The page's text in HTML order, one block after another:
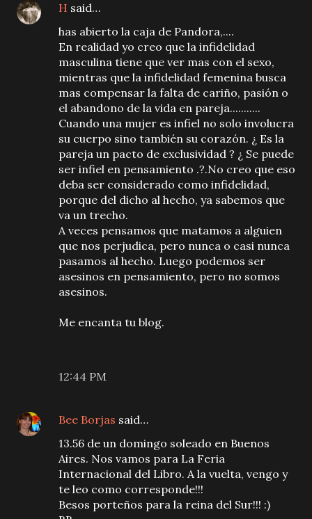
H said…
has abierto la caja de Pandora,....
En realidad yo creo que la infidelidad
masculina tiene que ver mas con el sexo,
mientras que la infidelidad femenina busca
mas compensar la falta de cariño, pasión o
el abandono de la vida en pareja...........
Cuando una mujer es infiel no solo involucra
su cuerpo sino también su corazón. ¿ Es la
pareja un pacto de exclusividad ? ¿ Se puede
ser infiel en pensamiento .?.No creo que eso
deba ser considerado como infidelidad,
porque del dicho al hecho, ya sabemos que
va un trecho.
A veces pensamos que matamos a alguien
que nos perjudica, pero nunca o casi nunca
pasamos al hecho. Luego podemos ser
asesinos en pensamiento, pero no somos
asesinos.
Me encanta tu blog.
12:44 PM
Bee Borjas said…
13.56 de un domingo soleado en Buenos
Aires. Nos vamos para La Feria
Internacional del Libro. A la vuelta, vengo y
te leo como corresponde!!!
Besos porteños para la reina del Sur!!! :)